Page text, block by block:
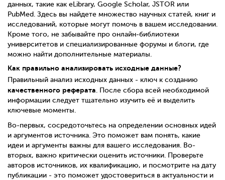
данных, такие как eLibrary, Google Scholar, JSTOR или
PubMed. Здесь вы найдете множество научных статей, книг и
исследований, которые могут помочь в вашем исследовании.
Кроме того, не забывайте про онлайн-библиотеки
университетов и специализированные форумы и блоги, где
можно найти дополнительные материалы.
Как правильно анализировать исходные данные?
Правильный анализ исходных данных - ключ к созданию
качественного реферата . После сбора всей необходимой
информации следует тщательно изучить её и выделить
ключевые моменты.
Во-первых, сосредоточьтесь на определении основных идей
и аргументов источника. Это поможет вам понять, какие
идеи и аргументы важны для вашего исследования. Во-
вторых, важно критически оценить источники. Проверьте
авторов источников, их квалификацию, и посмотрите на дату
публикации - это поможет удостовериться в актуальности и